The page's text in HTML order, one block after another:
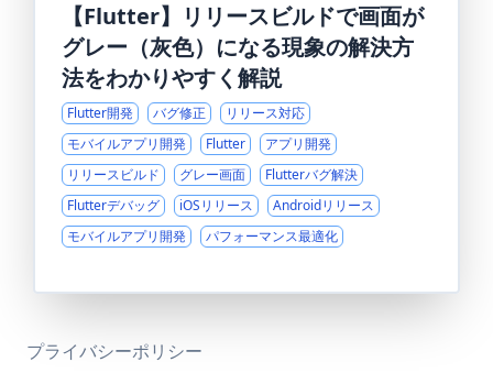
【Flutter】リリースビルドで画面が
グレー（灰色）になる現象の解決方
法をわかりやすく解説
Flutter開発 バグ修正
リリース対応
モバイルアプリ開発
Flutter
アプリ開発
リリースビルド
グレー画面
Flutterバグ解決
Flutterデバッグ
iOSリリース
Androidリリース
モバイルアプリ開発
パフォーマンス最適化
プライバシーポリシー